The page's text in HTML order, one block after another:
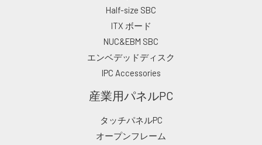
Half-size SBC
ITX ボード
NUC&EBM SBC
エンベデッドディスク
IPC Accessories
産業用パネルPC
タッチパネルPC
オープンフレーム